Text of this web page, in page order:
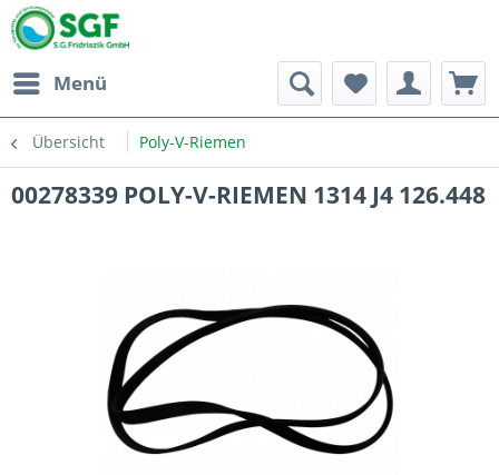
Menü
Übersicht Poly-V-Riemen
00278339 POLY-V-RIEMEN 1314 J4 126.448